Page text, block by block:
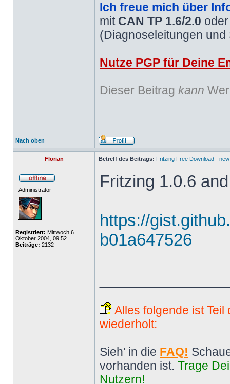
Ich freue mich über
mit CAN TP 1.6/2.0
(Diagnoseleitungen
Nutze PGP für Deine
Dieser Beitrag kann
Nach oben
Florian Betreff des Beitrags: Fritzing Free Download -
Administrator
Registriert: Mittwoch 6.
Oktober 2004, 09:52
Beiträge: 2132
Fritzing 1.0.6
https://
b01a647526
Alles folgende ist
wiederholt:
Sieh' in die FAQ!
vorhanden ist. Trage
Nutzern!